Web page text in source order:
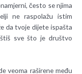
često se njima
ne raspolažu istim
da tvoje dijete ispašta
sve što je društvo
veoma raširene među